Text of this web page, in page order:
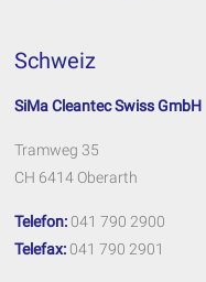
Schweiz
SiMa Cleantec Swiss GmbH
Tramweg 35
CH 6414 Oberarth
Telefon: 041 790 2900
Telefax: 041 790 2901